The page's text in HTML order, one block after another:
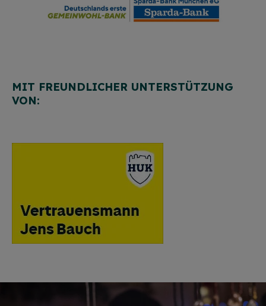
MIT FREUNDLICHER UNTERSTÜTZUNG
VON: